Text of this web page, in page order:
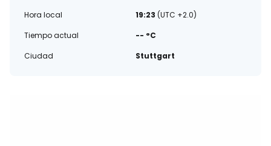
Hora local
19:23 (UTC +2.0)
Tiempo actual
-- °C
Ciudad
Stuttgart